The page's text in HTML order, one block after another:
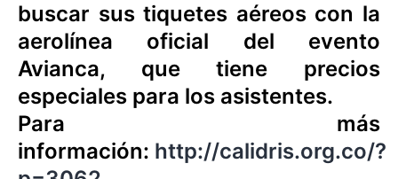
buscar sus tiquetes aéreos con la
aerolínea oficial del evento
Avianca, que tiene precios
especiales para los asistentes.
Para más
información: http://calidris.org.co/?